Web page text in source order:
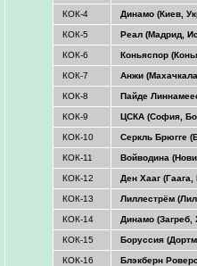
КОК-4 Динамо (Киев,
КОК-5 Реал (Мадрид,
КОК-6 Коньяспор
КОК-7 Анжи
КОК-8 Пайде
КОК-9 ЦСКА (София,
КОК-10 Серкль Брюгге
КОК-11 Войводина
КОК-12 Ден Хааг
КОК-13 Лиллестрём
КОК-14 Динамо (Загреб,
КОК-15 Боруссия
КОК-16 Блэкберн